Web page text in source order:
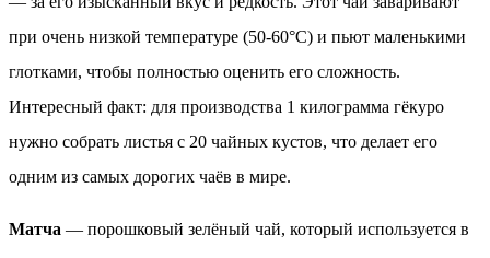
при очень низкой температуре (50-60°C) и пьют маленькими
глотками, чтобы полностью оценить его сложность.
Интересный факт: для производства 1 килограмма гёкуро
нужно собрать листья с 20 чайных кустов, что делает его
одним из самых дорогих чаёв в мире.
Матча — порошковый зелёный чай, который используется в